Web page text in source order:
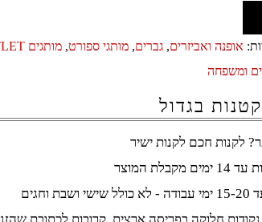
אופנה ואביזרים, גברים, מותגי ספורט, מותגים OUTLET
ומשפחה
בגדול
לקנות חכם לקנות ישיר
המוצר